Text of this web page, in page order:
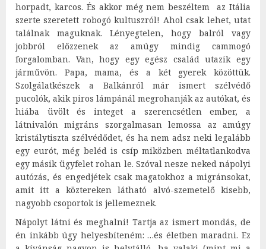
horpadt, karcos. És akkor még nem beszéltem az Itália
szerte szeretett robogó kultuszról! Ahol csak lehet, utat
találnak maguknak. Lényegtelen, hogy balról vagy
jobbról előzzenek az amúgy mindig cammogó
forgalomban. Van, hogy egy egész család utazik egy
járművön. Papa, mama, és a két gyerek közöttük.
Szolgálatkészek a Balkánról már ismert szélvédő
pucolók, akik piros lámpánál megrohanják az autókat, és
hiába üvölt és integet a szerencsétlen ember, a
látnivalón migráns szorgalmasan lemossa az amúgy
kristálytiszta szélvédődet, és ha nem adsz neki legalább
egy eurót, még beléd is csíp miközben méltatlankodva
egy másik ügyfelet rohan le. Szóval nesze neked nápolyi
autózás, és engedjétek csak magatokhoz a migránsokat,
amit itt a köztereken látható alvó-szemetelő kisebb,
nagyobb csoportok is jellemeznek.
Nápolyt látni és meghalni! Tartja az ismert mondás, de
én inkább úgy helyesbíteném: …és életben maradni. Ez